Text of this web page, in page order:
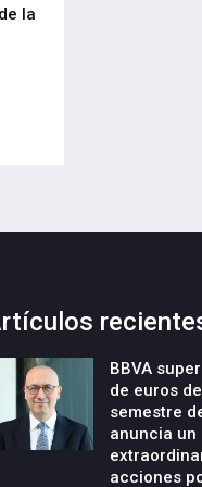
la
BBVA
de euros
semestre
anuncia un
acciones